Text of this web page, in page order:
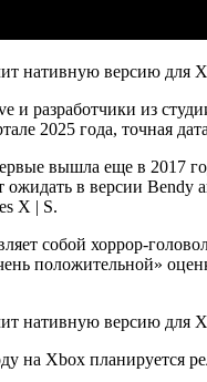
и разработчики из
2025 года, точная
вышла еще в 2017
ожидать в версии
X | S.
собой хоррор-
положительной»
на Xbox